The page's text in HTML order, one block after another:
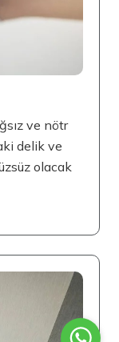
ve nötr
delik ve
olacak